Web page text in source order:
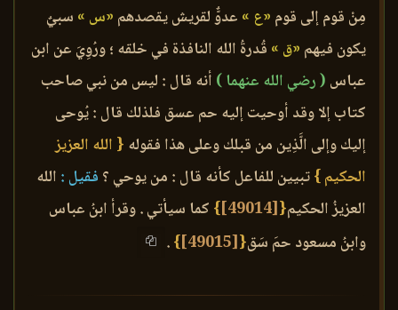
مِنْ قوم إلى قوم «ع » عدوٌّ لقريش يقصدهم «س » سبيٌ
يكون فيهم «ق » قُدرةُ الله النافذة في خلقه ؛ ورُوِيَ عن ابن
عباس ( رضي الله عنهما ) أنه قال : ليس من نبي صاحب
كتاب إلا وقد أوحيت إليه حم عسق فلذلك قال : يُوحى
إليك وإلى الَّذِين من قبلك وعلى هذا فقوله { الله العزيز
الحكيم }تبيين للفاعل كأنه قال : من يوحي ؟ فقيل : الله
العزيزُ الحكيم{
[49014]
} كما سيأتي . وقرأ ابنُ عباس
وابنُ مسعود حمَ سَق{
[49015]
}
.